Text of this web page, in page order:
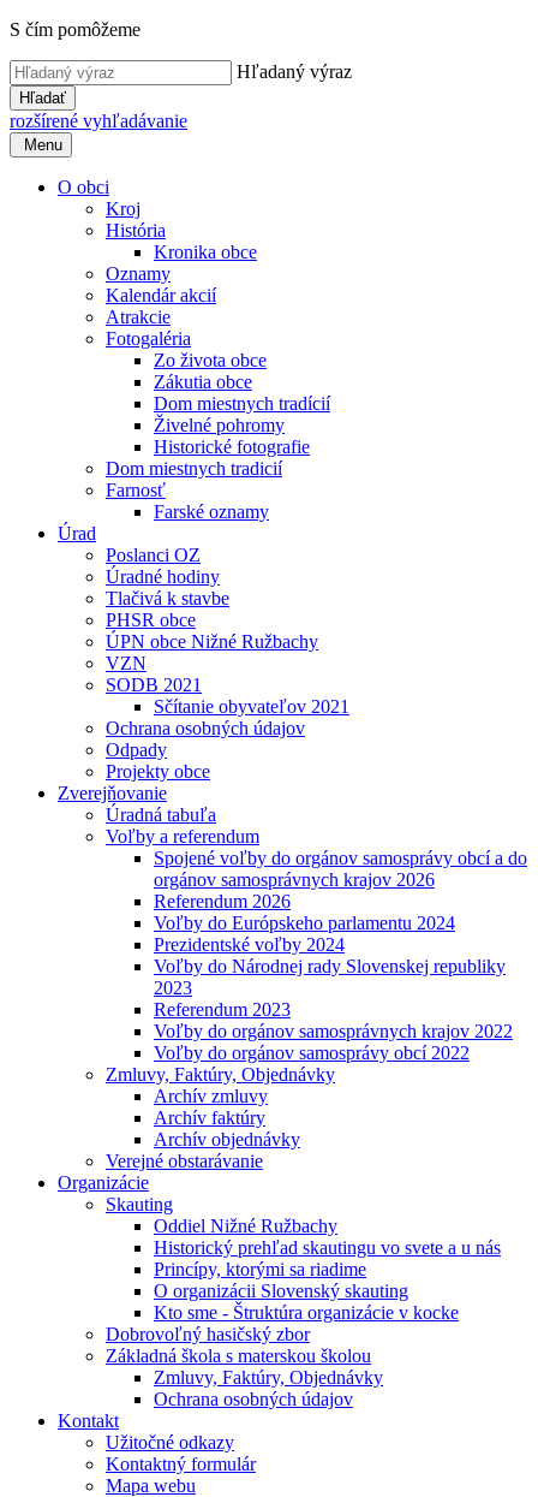
S čím pomôžeme
Hľadaný výraz
Hľadať
rozšírené vyhľadávanie
Menu
O obci
Kroj
História
Kronika obce
Oznamy
Kalendár akcií
Atrakcie
Fotogaléria
Zo života obce
Zákutia obce
Dom miestnych tradícií
Živelné pohromy
Historické fotografie
Dom miestnych tradicií
Farnosť
Farské oznamy
Úrad
Poslanci OZ
Úradné hodiny
Tlačivá k stavbe
PHSR obce
ÚPN obce Nižné Ružbachy
VZN
SODB 2021
Sčítanie obyvateľov 2021
Ochrana osobných údajov
Odpady
Projekty obce
Zverejňovanie
Úradná tabuľa
Voľby a referendum
Spojené voľby do orgánov samosprávy obcí a do
orgánov samosprávnych krajov 2026
Referendum 2026
Voľby do Európskeho parlamentu 2024
Prezidentské voľby 2024
Voľby do Národnej rady Slovenskej republiky
2023
Referendum 2023
Voľby do orgánov samosprávnych krajov 2022
Voľby do orgánov samosprávy obcí 2022
Zmluvy, Faktúry, Objednávky
Archív zmluvy
Archív faktúry
Archív objednávky
Verejné obstarávanie
Organizácie
Skauting
Oddiel Nižné Ružbachy
Historický prehľad skautingu vo svete a u nás
Princípy, ktorými sa riadime
O organizácii Slovenský skauting
Kto sme - Štruktúra organizácie v kocke
Dobrovoľný hasičský zbor
Základná škola s materskou školou
Zmluvy, Faktúry, Objednávky
Ochrana osobných údajov
Kontakt
Užitočné odkazy
Kontaktný formulár
Mapa webu